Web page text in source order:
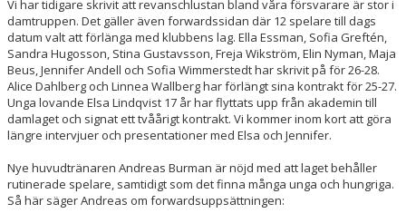
Vi har tidigare skrivit att revanschlustan bland våra försvarare är stor i
damtruppen. Det gäller även forwardssidan där 12 spelare till dags
datum valt att förlänga med klubbens lag. Ella Essman, Sofia Greftén,
Sandra Hugosson, Stina Gustavsson, Freja Wikström, Elin Nyman, Maja
Beus, Jennifer Andell och Sofia Wimmerstedt har skrivit på för 26-28.
Alice Dahlberg och Linnea Wallberg har förlängt sina kontrakt för 25-27.
Unga lovande Elsa Lindqvist 17 år har flyttats upp från akademin till
damlaget och signat ett tvåårigt kontrakt. Vi kommer inom kort att göra
längre intervjuer och presentationer med Elsa och Jennifer.
Nye huvudtränaren Andreas Burman är nöjd med att laget behåller
rutinerade spelare, samtidigt som det finna många unga och hungriga.
Så här säger Andreas om forwardsuppsättningen: